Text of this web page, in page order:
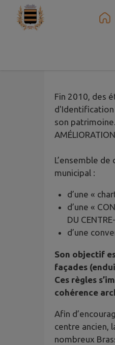
Contenu
Fin 2010, des
son
L’ensemble
municipal :
d’une «
d’une «
DU
d’une
Son objectif
façades
Ces règles
cohérence
Afin
centre ancien,
nombreux